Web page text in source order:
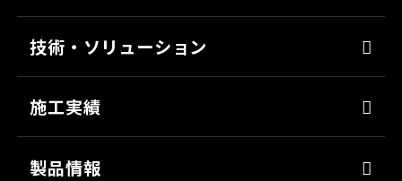
会社概要
沿革
技術・ソリューション
強靭化工法
施工実績
製品情報